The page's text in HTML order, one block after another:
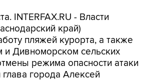
INTERFAX.RU - Власти
край)
пляжей курорта, а также
и Дивноморском сельских
режима опасности атаки
города Алексей